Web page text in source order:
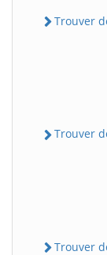
Trouver
Trouver
Trouver